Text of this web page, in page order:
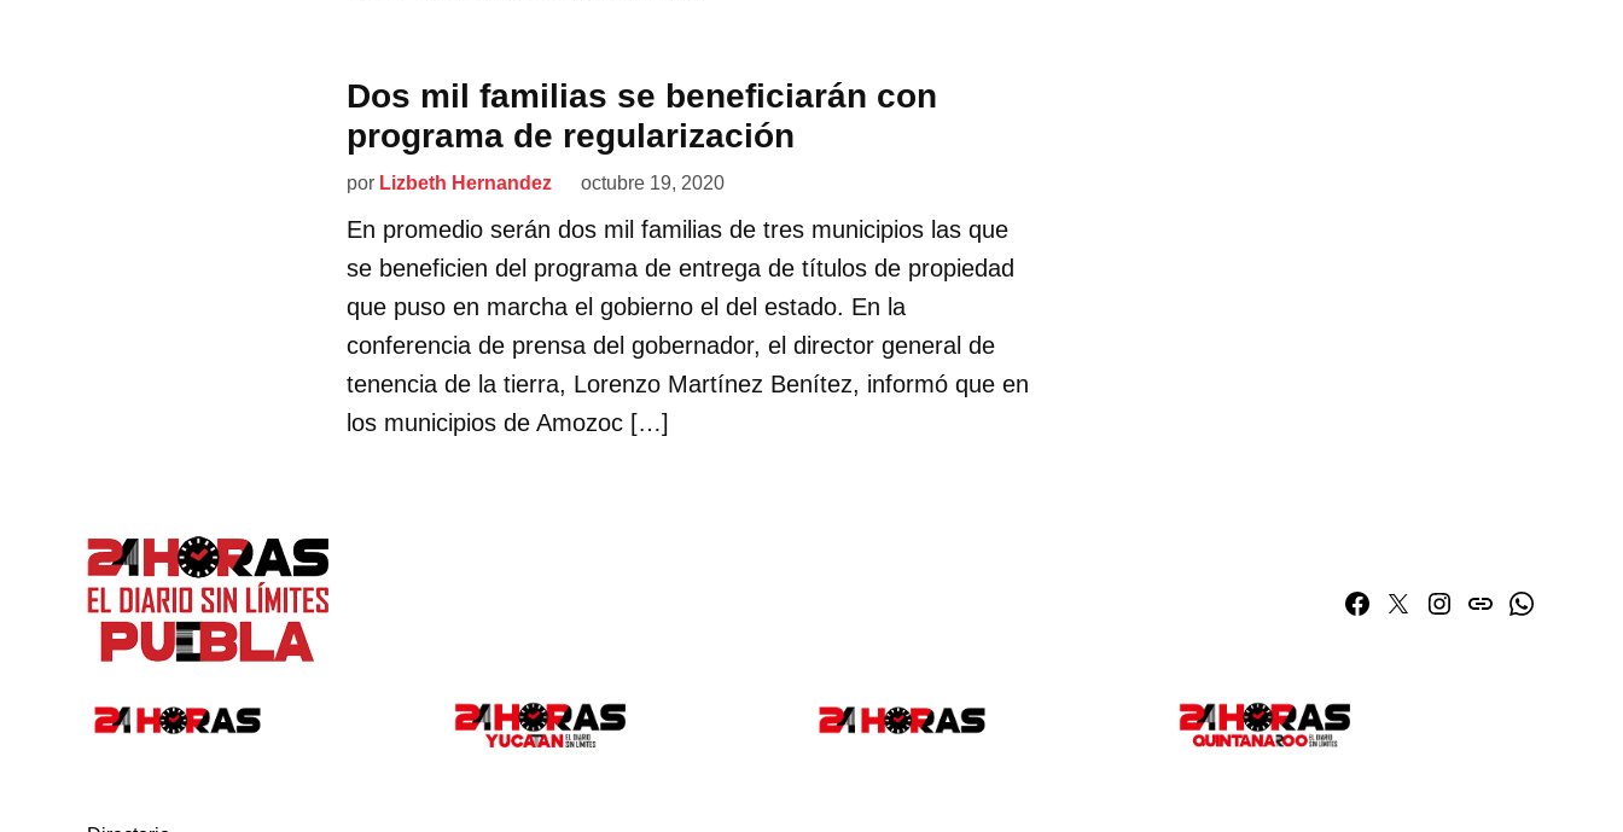
Dos mil familias se beneficiarán con
programa de regularización
por Lizbeth Hernandez octubre 19, 2020
En promedio serán dos mil familias de tres municipios las que
se beneficien del programa de entrega de títulos de propiedad
que puso en marcha el gobierno el del estado. En la
conferencia de prensa del gobernador, el director general de
tenencia de la tierra, Lorenzo Martínez Benítez, informó que en
los municipios de Amozoc […]
Facebook
TwitterInstagram
issuuWhatsapp